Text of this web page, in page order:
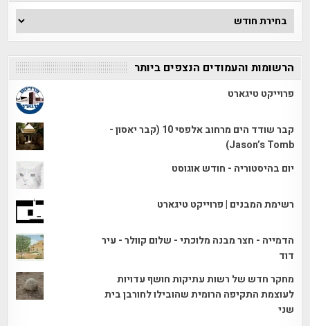
ארכיון
הכתבות
הרשומות והעמודים הנצפים ביותר
פרוייקט טיגארט
קבר שודד הים מרחוב אלפסי 10 (קבר יאסון -
Jason’s Tomb)
יום בהיסטוריה - חודש אוגוסט
רשימת המבנים | פרוייקט טיגארט
הדמייה - חצר מבנה מלוכתי - שלום קוולר - עיר
דוד
מחקר חדש של רשות עתיקות חושף עדויות
לעוצמת התקיפה הרומית שהובילו לחורבן בית
שני